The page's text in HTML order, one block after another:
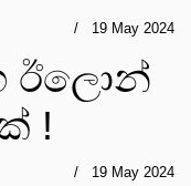
19 May 2024
ඊලොන්
!
19 May 2024